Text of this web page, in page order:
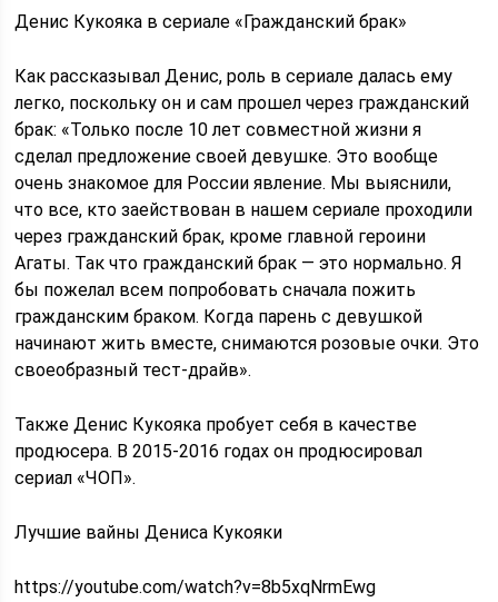
Денис Кукояка в сериале «Гражданский брак»
Как рассказывал Денис, роль в сериале далась ему
легко, поскольку он и сам прошел через гражданский
брак: «Только после 10 лет совместной жизни я
сделал предложение своей девушке. Это вообще
очень знакомое для России явление. Мы выяснили,
что все, кто заействован в нашем сериале проходили
через гражданский брак, кроме главной героини
Агаты. Так что гражданский брак — это нормально. Я
бы пожелал всем попробовать сначала пожить
гражданским браком. Когда парень с девушкой
начинают жить вместе, снимаются розовые очки. Это
своеобразный тест-драйв».
Также Денис Кукояка пробует себя в качестве
продюсера. В 2015-2016 годах он продюсировал
сериал «ЧОП».
Лучшие вайны Дениса Кукояки
https://youtube.com/watch?v=8b5xqNrmEwg